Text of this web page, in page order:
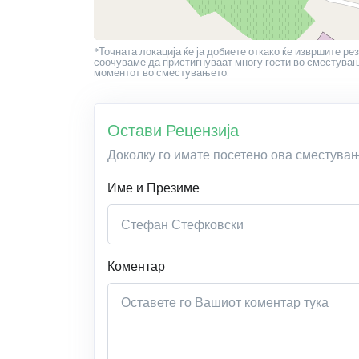
*Точната локација ќе ја добиете откако ќе извршите
соочуваме да пристигнуваат многу гости во
моментот во сместувањето.
Остави Рецензија
Доколку го имате посетено ова
Име и Презиме
Коментар